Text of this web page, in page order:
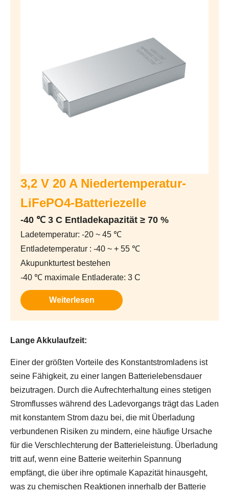
3,2 V 20 A Niedertemperatur-
LiFePO4-Batteriezelle
-40 ℃ 3 C Entladekapazität ≥ 70 %
Ladetemperatur: -20 ~ 45 ℃
Entladetemperatur : -40 ~ + 55 ℃
Akupunkturtest bestehen
-40 ℃ maximale Entladerate: 3 C
Weiterlesen
Lange Akkulaufzeit:
Einer der größten Vorteile des Konstantstromladens ist
seine Fähigkeit, zu einer langen Batterielebensdauer
beizutragen. Durch die Aufrechterhaltung eines stetigen
Stromflusses während des Ladevorgangs trägt das Laden
mit konstantem Strom dazu bei, die mit Überladung
verbundenen Risiken zu mindern, eine häufige Ursache
für die Verschlechterung der Batterieleistung. Überladung
tritt auf, wenn eine Batterie weiterhin Spannung
empfängt, die über ihre optimale Kapazität hinausgeht,
was zu chemischen Reaktionen innerhalb der Batterie